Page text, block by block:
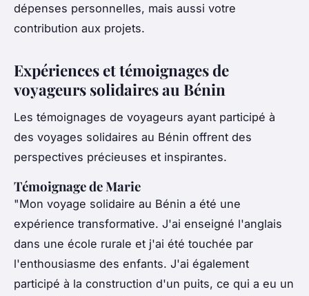
dépenses personnelles, mais aussi votre
contribution aux projets.
Expériences et témoignages de
voyageurs solidaires au Bénin
Les témoignages de voyageurs ayant participé à
des voyages solidaires au Bénin offrent des
perspectives précieuses et inspirantes.
Témoignage de Marie
"Mon voyage solidaire au Bénin a été une
expérience transformative. J'ai enseigné l'anglais
dans une école rurale et j'ai été touchée par
l'enthousiasme des enfants. J'ai également
participé à la construction d'un puits, ce qui a eu un